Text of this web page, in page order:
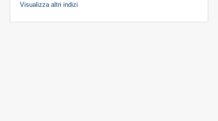
Visualizza altri indizi